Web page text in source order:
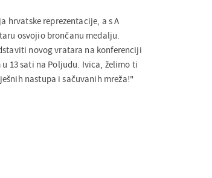
hrvatske reprezentacije, a s A
osvojio brončanu medalju.
novog vratara na konferenciji
13 sati na Poljudu. Ivica, želimo ti
nastupa i sačuvanih mreža!"